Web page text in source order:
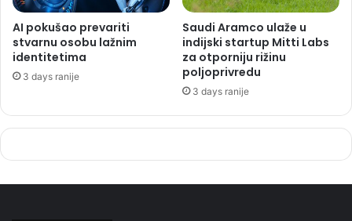
AI pokušao prevariti
stvarnu osobu lažnim
identitetima
3 days ranije
Saudi Aramco ulaže u
indijski startup Mitti Labs
za otporniju rižinu
poljoprivredu
3 days ranije